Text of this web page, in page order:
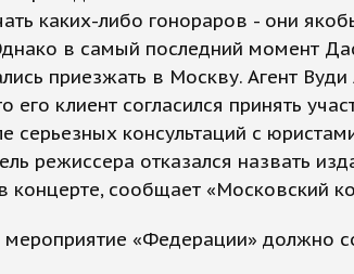
каких-либо гонораров - они
в самый последний момент
приезжать в Москву. Агент
его клиент согласился принять
серьезных консультаций с
режиссера отказался назвать
концерте, сообщает «Московский
«Федерации» должно